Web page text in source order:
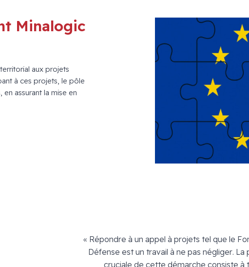
Minalogic
aux projets
à ces projets, le pôle
assurant la mise en
« Répondre à un appel à projets tel que le
Défense est un travail à ne pas négliger.
cruciale de cette démarche consiste à